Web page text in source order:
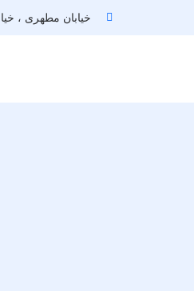
خیابان مطهری ، خیابان میر